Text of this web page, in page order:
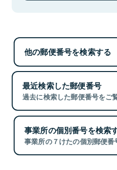
他の郵便番号を検索する
最近検索した郵便番号
過去に検索した郵便番号をご
事業所の個別番号を検索
事業所の７けたの個別郵便番